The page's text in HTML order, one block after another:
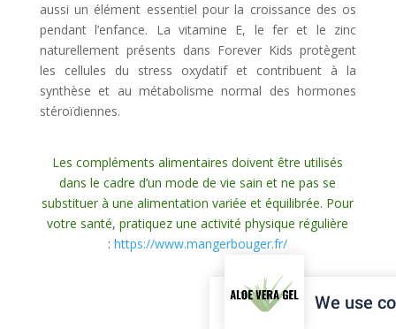
aussi un élément essentiel pour la croissance des os
pendant l’enfance. La vitamine E, le fer et le zinc
naturellement présents dans Forever Kids protègent
les cellules du stress oxydatif et contribuent à la
synthèse et au métabolisme normal des hormones
stéroïdiennes.
Les compléments alimentaires doivent être utilisés
dans le cadre d’un mode de vie sain et ne pas se
substituer à une alimentation variée et équilibrée. Pour
votre santé, pratiquez une activité physique régulière
:https://www.mangerbouger.fr/
We use